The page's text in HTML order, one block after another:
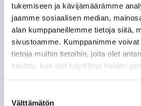
tukemiseen ja kävijämäärämme
jaamme sosiaalisen median,
alan kumppaneillemme tietoja siitä,
sivustoamme. Kumppanimme
tietoja muihin tietoihin, joita olet
kerätty, kun olet käyttänyt heidän
Välttämätön
torjuntavirettä testattiin kahdesti.
Sinioranssit olivat lähellä päästä
48:52, kun Elmeri Erosen maila kolisi
kasvoihin. Jäähyt kuitenkin
tilanteessa Joachim Blichfeldin
Kim Saariseen kohdistuneesta